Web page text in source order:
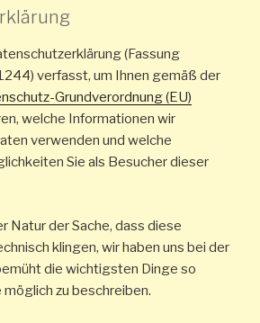
(Fassung
verfasst, um Ihnen gemäß der
Grundverordnung (EU)
welche Informationen wir
verwenden und welche
Sie als Besucher dieser
Natur der Sache, dass diese
klingen, wir haben uns bei der
die wichtigsten Dinge so
möglich zu beschreiben.